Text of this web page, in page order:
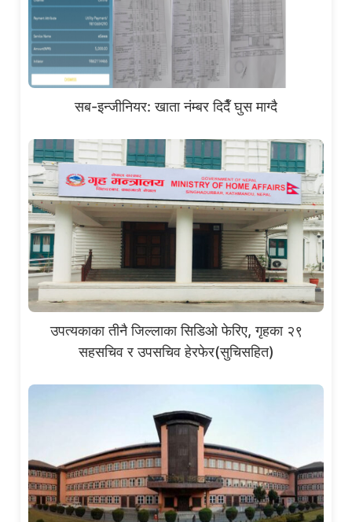
सब-इन्जीनियर: खाता नंम्बर दिदैँ घुस माग्दै
उपत्यकाका तीनै जिल्लाका सिडिओ फेरिए, गृहका २९
सहसचिव र उपसचिव हेरफेर(सुचिसहित)